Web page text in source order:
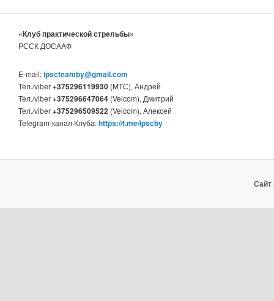
«Клуб практической стрельбы»
РССК ДОСААФ
E-mail:ipscteamby@gmail.com
Тел./viber+375296119930 (МТС), Андрей
Тел./viber+375296647064 (Velcom), Дмитрий
Тел./viber+375296509522 (Velcom), Алексей
Telegram-канал Клуба:https://t.me/ipscby
Сайт